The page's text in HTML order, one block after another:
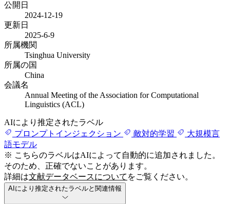
公開日
2024-12-19
更新日
2025-6-9
所属機関
Tsinghua University
所属の国
China
会議名
Annual Meeting of the Association for Computational
Linguistics (ACL)
AIにより推定されたラベル
プロンプトインジェクション
敵対的学習
大規模言
語モデル
※ こちらのラベルはAIによって自動的に追加されました。
そのため、正確でないことがあります。
詳細は文献データベースについて をご覧ください。
AIにより推定されたラベルと関連情報